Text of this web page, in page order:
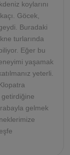
koylarını
Göcek,
Buradaki
turlarında
Eğer bu
yaşamak
yeterli.
gelmek